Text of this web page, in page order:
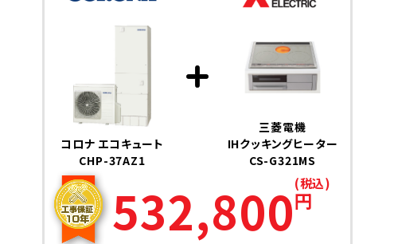
コロナ エコキュート
CHP-37AZ1
三菱電機
IHクッキングヒーター
CS-G321MS
532,800円
(税込)